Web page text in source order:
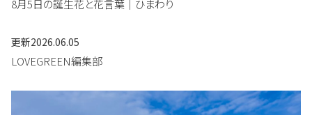
8月5日の誕生花と花言葉｜ひまわり
更新2026.06.05
LOVEGREEN編集部